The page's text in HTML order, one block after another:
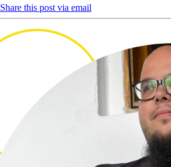
Share this post via email